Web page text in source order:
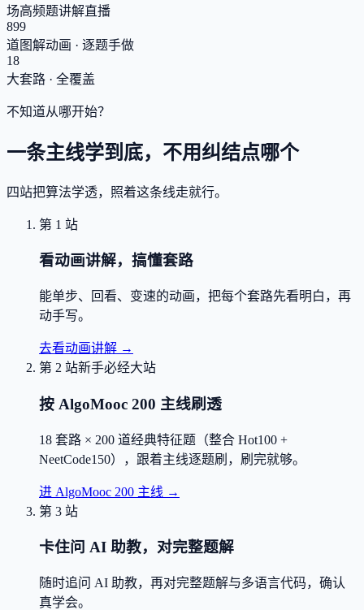
场高频题讲解直播
899
道图解动画 · 逐题手做
18
大套路 · 全覆盖
不知道从哪开始？
一条主线学到底，不用纠结点哪个
四站把算法学透，照着这条线走就行。
第 1 站
看动画讲解，搞懂套路
能单步、回看、变速的动画，把每个套路先看明白，再
动手写。
去看动画讲解 →
第 2 站新手必经大站
按 AlgoMooc 200 主线刷透
18 套路 × 200 道经典特征题（整合 Hot100 +
NeetCode150），跟着主线逐题刷，刷完就够。
进 AlgoMooc 200 主线 →
第 3 站
卡住问 AI 助教，对完整题解
随时追问 AI 助教，再对完整题解与多语言代码，确认
真学会。